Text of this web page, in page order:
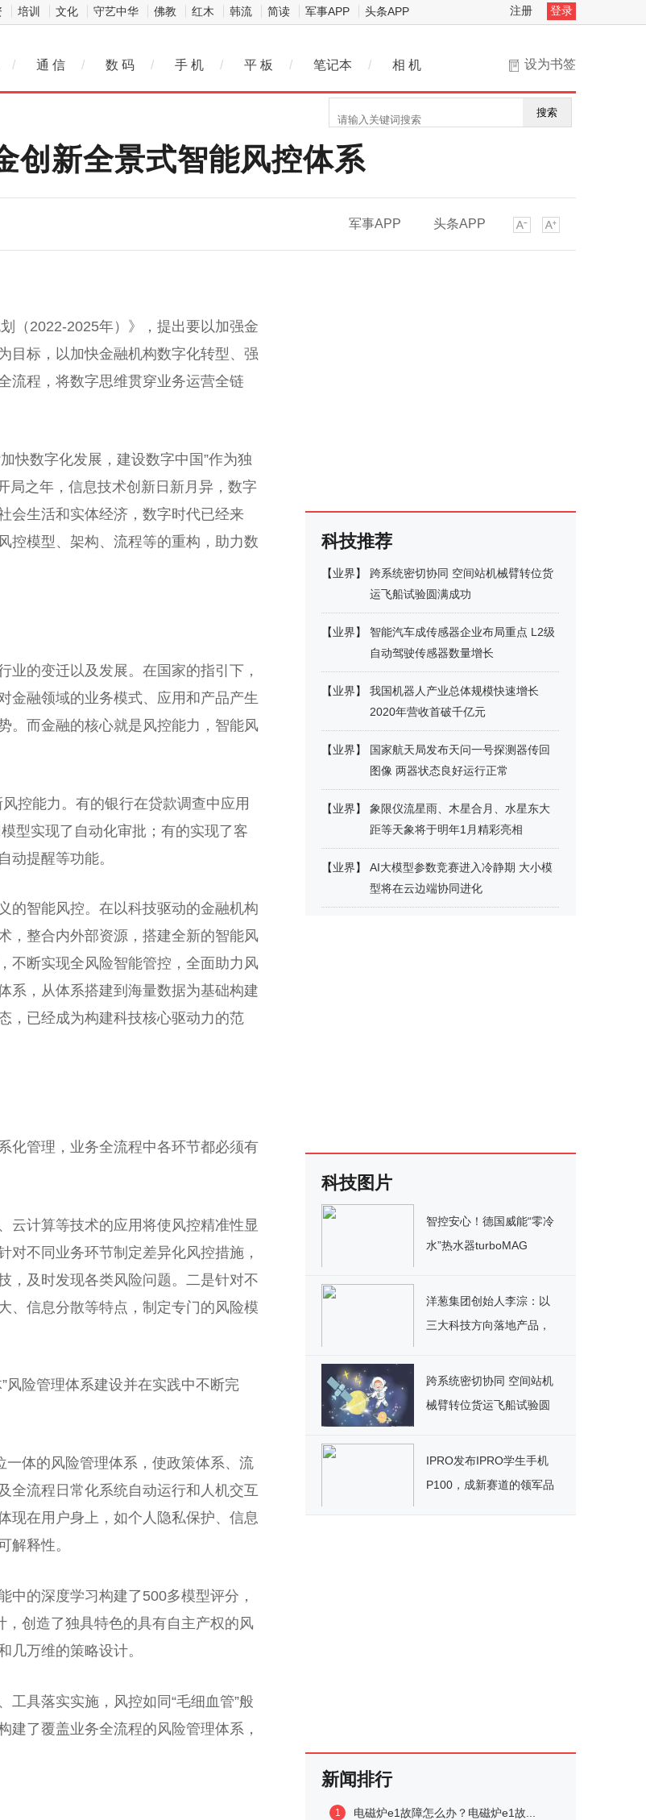
培训 文化 守艺中华 佛教 红木 韩流 简读 军事APP 头条APP 注册 登录
设为书签
/ 通 信 / 数 码 / 手 机 / 平 板 / 笔记本 / 相 机
搜索
创新全景式智能风控体系
军事APP 头条APP
（2022-2025年）》，提出要以加强金
目标，以加快金融机构数字化转型、强
流程，将数字思维贯穿业务运营全链
快数字化发展，建设数字中国”作为独
局之年，信息技术创新日新月异，数字
会生活和实体经济，数字时代已经来
控模型、架构、流程等的重构，助力数
业的变迁以及发展。在国家的指引下，
金融领域的业务模式、应用和产品产生
。而金融的核心就是风控能力，智能风
控能力。有的银行在贷款调查中应用
模型实现了自动化审批；有的实现了客
动提醒等功能。
的智能风控。在以科技驱动的金融机构
，整合内外部资源，搭建全新的智能风
不断实现全风险智能管控，全面助力风
系，从体系搭建到海量数据为基础构建
，已经成为构建科技核心驱动力的范
化管理，业务全流程中各环节都必须有
云计算等技术的应用将使风控精准性显
不同业务环节制定差异化风控措施，
，及时发现各类风险问题。二是针对不
、信息分散等特点，制定专门的风险模
风险管理体系建设并在实践中不断完
一体的风险管理体系，使政策体系、流
全流程日常化系统自动运行和人机交互
现在用户身上，如个人隐私保护、信息
解释性。
中的深度学习构建了500多模型评分，
，创造了独具特色的具有自主产权的风
几万维的策略设计。
工具落实实施，风控如同“毛细血管”般
建了覆盖业务全流程的风险管理体系，
科技推荐
【业界】
跨系统密切协同 空间站机械臂转位货
运飞船试验圆满成功
【业界】
智能汽车成传感器企业布局重点 L2级
自动驾驶传感器数量增长
【业界】
我国机器人产业总体规模快速增长
2020年营收首破千亿元
【业界】
国家航天局发布天问一号探测器传回
图像 两器状态良好运行正常
【业界】
象限仪流星雨、木星合月、水星东大
距等天象将于明年1月精彩亮相
【业界】
AI大模型参数竞赛进入冷静期 大小模
型将在云边端协同进化
科技图片
智控安心！德国威能“零冷
水”热水器turboMAG
沐浴体验
洋葱集团创始人李淙：以
三大科技方向落地产品，
跨系统密切协同 空间站机
械臂转位货运飞船试验圆
IPRO发布IPRO学生手机
P100，成新赛道的领军品
新闻排行
1 电磁炉e1故障怎么办？电磁炉e1故...